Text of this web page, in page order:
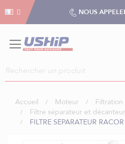
NOUS
Accueil Moteur
Filtration
Filtre séparateur et décanteur
FILTRE SEPARATEUR
Gestion des cookies
Gestion des cookies